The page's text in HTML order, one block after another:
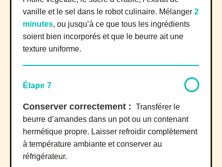
vanille et le sel dans le robot culinaire. Mélanger 2
minutes, ou jusqu’à ce que tous les ingrédients
soient bien incorporés et que le beurre ait une
texture uniforme.
Étape 7
Conserver correctement : Transférer le
beurre d’amandes dans un pot ou un contenant
hermétique propre. Laisser refroidir complètement
à température ambiante et conserver au
réfrigérateur.